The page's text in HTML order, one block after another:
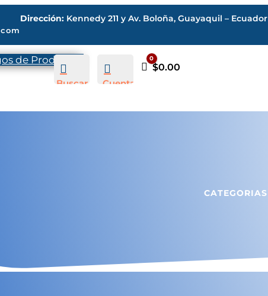
Dirección: Kennedy 211 y Av. Boloña, Guayaquil – Ecuador
de Productos

Buscar

Cuenta
Carro
0
$0.00
CATEGORIAS